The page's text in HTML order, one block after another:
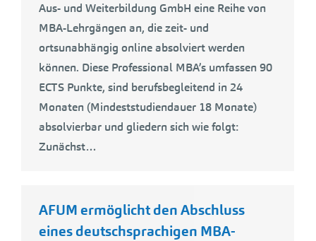
Aus- und Weiterbildung GmbH eine Reihe von
MBA-Lehrgängen an, die zeit- und
ortsunabhängig online absolviert werden
können. Diese Professional MBA’s umfassen 90
ECTS Punkte, sind berufsbegleitend in 24
Monaten (Mindeststudiendauer 18 Monate)
absolvierbar und gliedern sich wie folgt:
Zunächst…
AFUM ermöglicht den Abschluss
eines deutschsprachigen MBA-